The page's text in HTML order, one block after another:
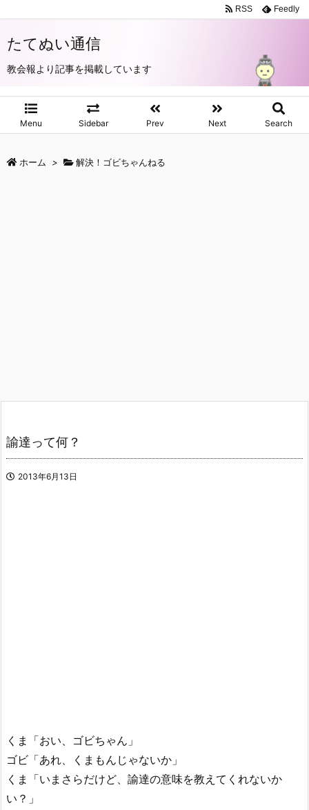
たてぬい通信
教会報より記事を掲載しています
Menu Sidebar Prev Next Search
RSS Feedly
ホーム > 解決！ゴビちゃんねる
諭達って何？
2013年6月13日
くま「おい、ゴビちゃん」
ゴビ「あれ、くまもんじゃないか」
くま「いまさらだけど、諭達の意味を教えてくれないか
い？」